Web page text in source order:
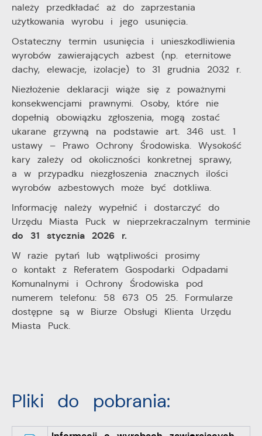
należy przedkładać aż do zaprzestania
użytkowania wyrobu i jego usunięcia.
Ostateczny termin usunięcia i unieszkodliwienia
wyrobów zawierających azbest (np. eternitowe
dachy, elewacje, izolacje) to 31 grudnia 2032 r.
Niezłożenie deklaracji wiąże się z poważnymi
konsekwencjami prawnymi. Osoby, które nie
dopełnią obowiązku zgłoszenia, mogą zostać
ukarane grzywną na podstawie art. 346 ust. 1
ustawy – Prawo Ochrony Środowiska. Wysokość
kary zależy od okoliczności konkretnej sprawy,
a w przypadku niezgłoszenia znacznych ilości
wyrobów azbestowych może być dotkliwa.
Informację należy wypełnić i dostarczyć do
Urzędu Miasta Puck w nieprzekraczalnym terminie
do 31 stycznia 2026 r.
W razie pytań lub wątpliwości prosimy
o kontakt z Referatem Gospodarki Odpadami
Komunalnymi i Ochrony Środowiska pod
numerem telefonu: 58 673 05 25. Formularze
dostępne są w Biurze Obsługi Klienta Urzędu
Miasta Puck.
Pliki do pobrania: